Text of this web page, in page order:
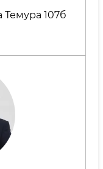
Темура 107б